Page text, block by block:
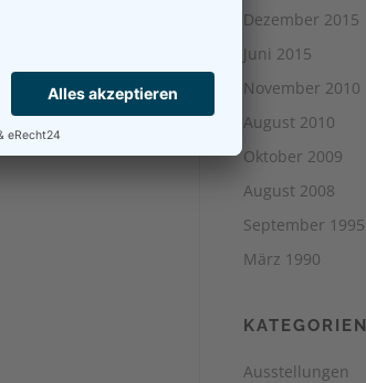
Dezember 2015
Juni 2015
November 2010
August 2010
Oktober 2009
August 2008
September 1995
März 1990
KATEGORIEN
Ausstellungen